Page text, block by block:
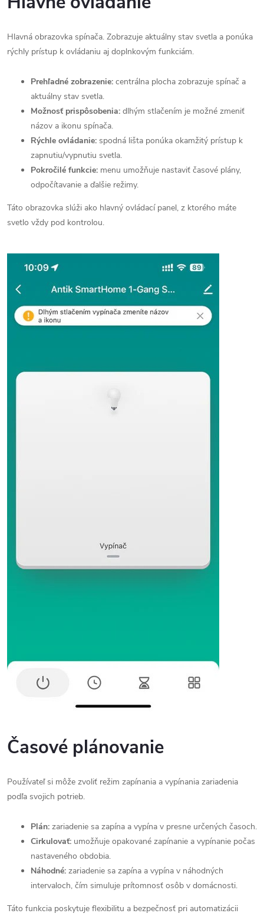
Hlavná obrazovka spínača. Zobrazuje aktuálny stav svetla a ponúka
rýchly prístup k ovládaniu aj doplnkovým funkciám.
Prehľadné zobrazenie: centrálna plocha zobrazuje spínač a
aktuálny stav svetla.
Možnosť prispôsobenia: dlhým stlačením je možné zmeniť
názov a ikonu spínača.
Rýchle ovládanie: spodná lišta ponúka okamžitý prístup k
zapnutiu/vypnutiu svetla.
Pokročilé funkcie: menu umožňuje nastaviť časové plány,
odpočítavanie a ďalšie režimy.
Táto obrazovka slúži ako hlavný ovládací panel, z ktorého máte
svetlo vždy pod kontrolou.
Časové plánovanie
Používateľ si môže zvoliť režim zapínania a vypínania zariadenia
podľa svojich potrieb.
Plán: zariadenie sa zapína a vypína v presne určených časoch.
Cirkulovať: umožňuje opakované zapínanie a vypínanie počas
nastaveného obdobia.
Náhodné: zariadenie sa zapína a vypína v náhodných
intervaloch, čím simuluje prítomnosť osôb v domácnosti.
Táto funkcia poskytuje flexibilitu a bezpečnosť pri automatizácii